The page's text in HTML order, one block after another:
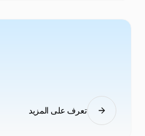
تعرف على المزيد